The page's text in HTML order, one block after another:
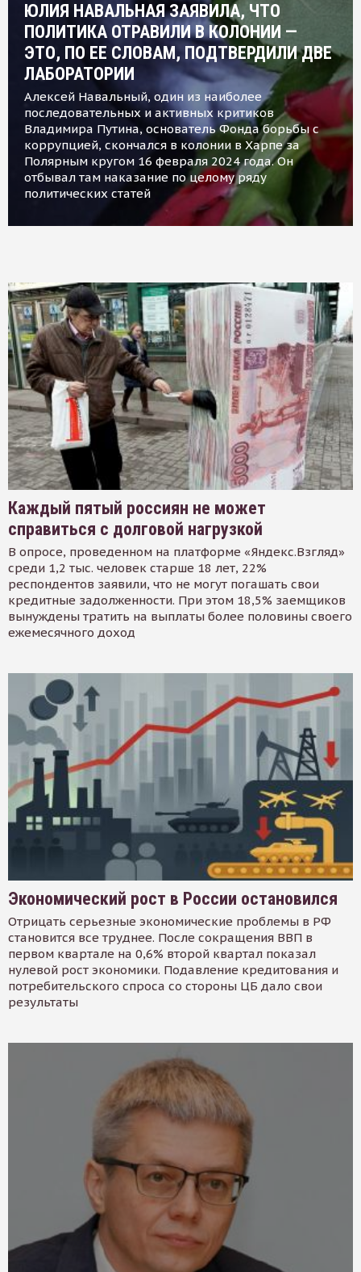
ЮЛИЯ НАВАЛЬНАЯ ЗАЯВИЛА, ЧТО
ПОЛИТИКА ОТРАВИЛИ В КОЛОНИИ —
ЭТО, ПО ЕЕ СЛОВАМ, ПОДТВЕРДИЛИ ДВЕ
ЛАБОРАТОРИИ
Алексей Навальный, один из наиболее
последовательных и активных критиков
Владимира Путина, основатель Фонда борьбы с
коррупцией, скончался в колонии в Харпе за
Полярным кругом 16 февраля 2024 года. Он
отбывал там наказание по целому ряду
политических статей
Каждый пятый россиян не может
справиться с долговой нагрузкой
В опросе, проведенном на платформе «Яндекс.Взгляд»
среди 1,2 тыс. человек старше 18 лет, 22%
респондентов заявили, что не могут погашать свои
кредитные задолженности. При этом 18,5% заемщиков
вынуждены тратить на выплаты более половины своего
ежемесячного доход
Экономический рост в России остановился
Отрицать серьезные экономические проблемы в РФ
становится все труднее. После сокращения ВВП в
первом квартале на 0,6% второй квартал показал
нулевой рост экономики. Подавление кредитования и
потребительского спроса со стороны ЦБ дало свои
результаты